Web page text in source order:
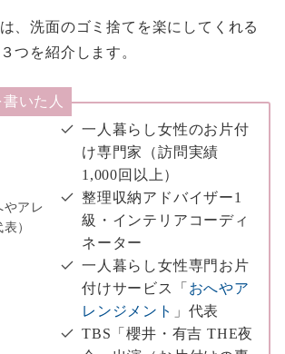
、洗面のゴミ捨てを楽にしてくれる
つを紹介します。
いた人
アレ
）
一人暮らし女性のお片付
け専門家（訪問実績
1,000回以上）
整理収納アドバイザー1
級・インテリアコーディ
ネーター
一人暮らし女性専門お片
付けサービス「 おへやア
レンジメント
」代表
TBS「櫻井・有吉 THE夜